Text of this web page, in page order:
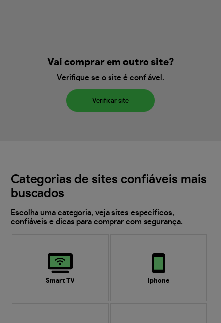
Vai comprar em outro site?
Verifique se o site é confiável.
Verificar site
Categorias de sites confiáveis mais
buscados
Escolha uma categoria, veja sites específicos,
confiáveis e dicas para comprar com segurança.
Smart TV Iphone